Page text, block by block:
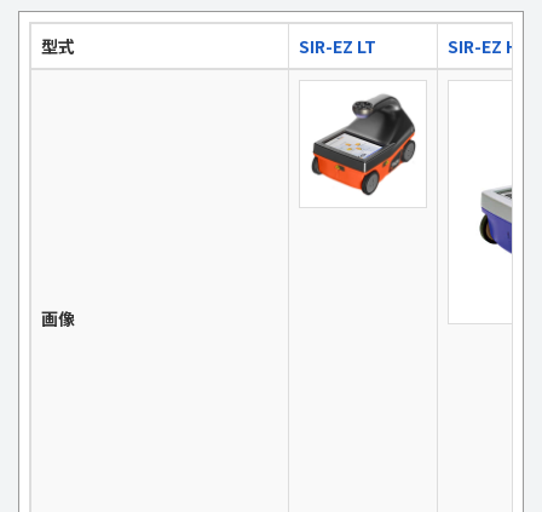
型式 SIR-EZ LT SIR-EZ HR
画像